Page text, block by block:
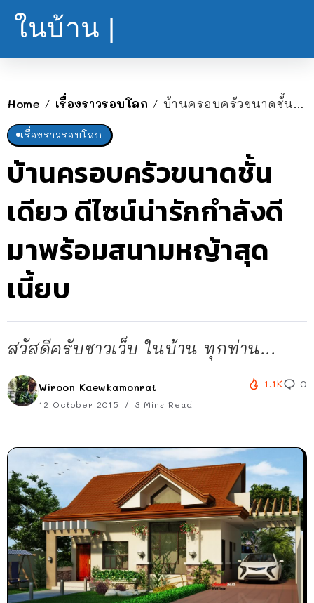
ในบ้าน |
Home / เรื่องราวรอบโลก / บ้านครอบครัวขนาดชั้นเดียว ดีไซน์น่ารักกำลังดี มาพร้อมสนามหญ้าสุดเนี้ยบ
เรื่องราวรอบโลก
บ้านครอบครัวขนาดชั้น
เดียว ดีไซน์น่ารักกำลังดี
มาพร้อมสนามหญ้าสุด
เนี้ยบ
สวัสดีครับชาวเว็บ ในบ้าน ทุกท่าน...
Wiroon Kaewkamonrat
12 October 2015 3 Mins Read
1.1K 0